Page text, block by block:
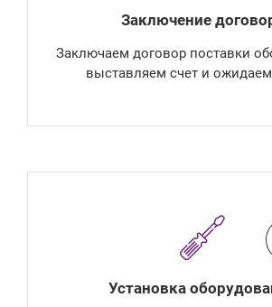
Заключение
Заключаем договор поставки
выставляем счет и
Установка